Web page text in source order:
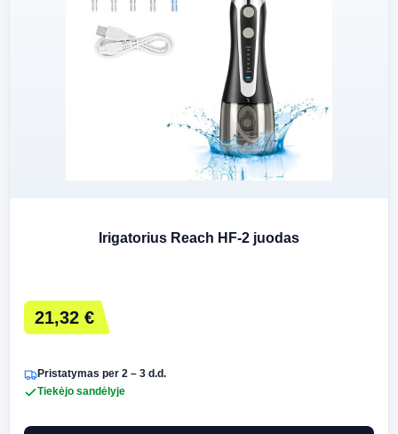
Irigatorius Reach HF-2 juodas
21,32 €
Pristatymas per 2 – 3 d.d.
Tiekėjo sandėlyje